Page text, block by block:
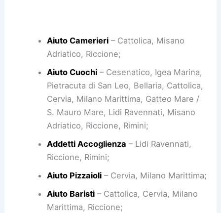
Aiuto Camerieri– Cattolica, Misano
Adriatico, Riccione;
Aiuto Cuochi– Cesenatico, Igea Marina,
Pietracuta di San Leo, Bellaria, Cattolica,
Cervia, Milano Marittima, Gatteo Mare /
S. Mauro Mare, Lidi Ravennati, Misano
Adriatico, Riccione, Rimini;
Addetti Accoglienza – Lidi Ravennati,
Riccione, Rimini;
Aiuto Pizzaioli– Cervia, Milano Marittima;
Aiuto Baristi– Cattolica, Cervia, Milano
Marittima, Riccione;